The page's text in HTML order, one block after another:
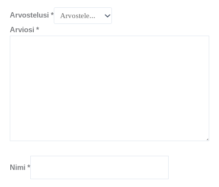
Arvostelusi *
Arviosi *
Nimi *